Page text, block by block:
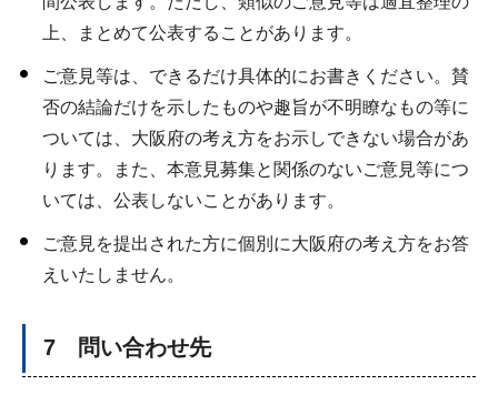
上、まとめて公表することがあります。
ご意見等は、できるだけ具体的にお書きください。賛
否の結論だけを示したものや趣旨が不明瞭なもの等に
ついては、大阪府の考え方をお示しできない場合があ
ります。また、本意見募集と関係のないご意見等につ
いては、公表しないことがあります。
ご意見を提出された方に個別に大阪府の考え方をお答
えいたしません。
7 問い合わせ先